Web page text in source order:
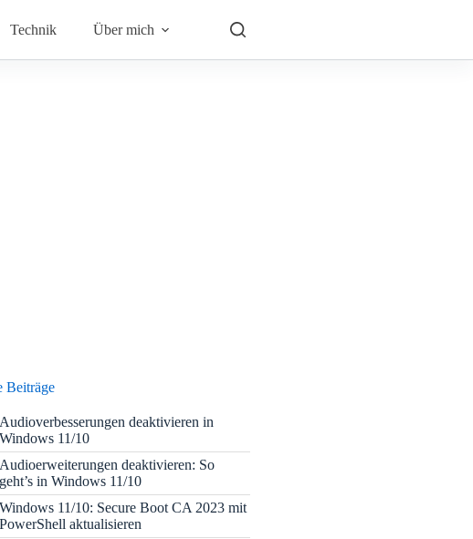
Technik Über mich
Beiträge
Audioverbesserungen deaktivieren in
Windows 11/10
Audioerweiterungen deaktivieren: So
geht’s in Windows 11/10
Windows 11/10: Secure Boot CA 2023 mit
PowerShell aktualisieren